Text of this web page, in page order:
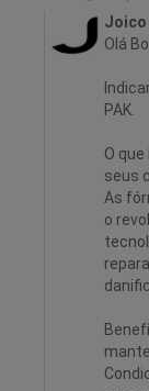
Joico
Olá
PAK.
O
seus
As
o